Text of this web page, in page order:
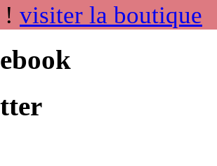
visiter la boutique